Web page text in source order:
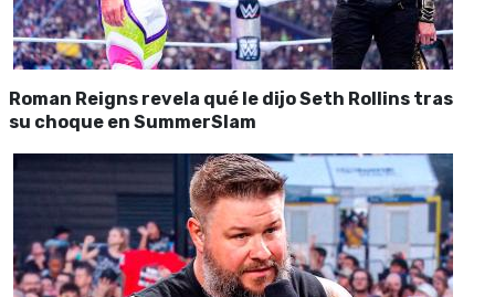
Roman Reigns revela qué le dijo Seth Rollins tras
su choque en SummerSlam